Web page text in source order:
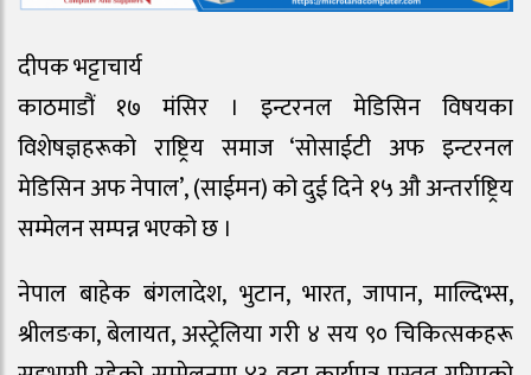
दीपक भट्टाचार्य
काठमाडौं १७ मंसिर । इन्टरनल मेडिसिन विषयका
विशेषज्ञहरूको राष्ट्रिय समाज ‘सोसाईटी अफ इन्टरनल
मेडिसिन अफ नेपाल’, (साईमन) को दुई दिने १५ औ अन्तर्राष्ट्रिय
सम्मेलन सम्पन्न भएको छ ।
नेपाल बाहेक बंगलादेश, भुटान, भारत, जापान, माल्दिभ्स,
श्रीलङका, बेलायत, अस्ट्रेलिया गरी ४ सय ९० चिकित्सकहरू